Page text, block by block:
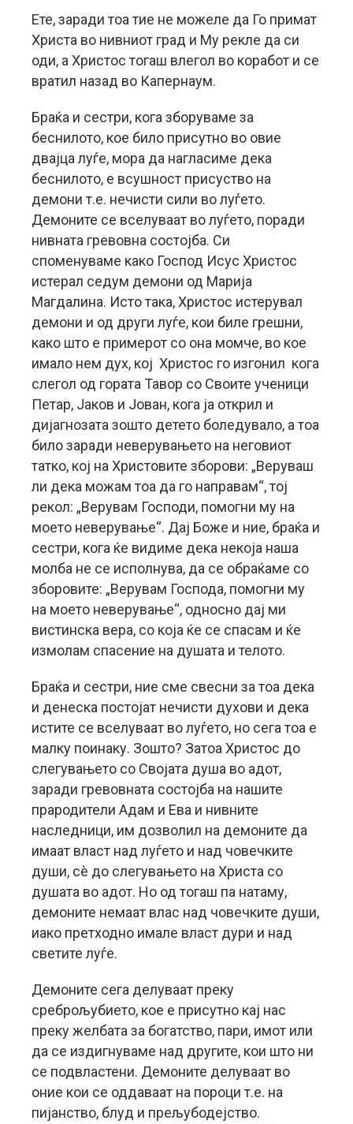
Ете, заради тоа тие не можеле да Го примат
Христа во нивниот град и Му рекле да си
оди, а Христос тогаш влегол во коработ и се
вратил назад во Капернаум.
Браќа и сестри, кога зборуваме за
беснилото, кое било присутно во овие
двајца луѓе, мора да нагласиме дека
беснилото, е всушност присуство на
демони т.е. нечисти сили во луѓето.
Демоните се вселуваат во луѓето, поради
нивната гревовна состојба. Си
споменуваме како Господ Исус Христос
истерал седум демони од Марија
Магдалина. Исто така, Христос истерувал
демони и од други луѓе, кои биле грешни,
како што е примерот со она момче, во кое
имало нем дух, кој Христос го изгонил кога
слегол од гората Тавор со Своите ученици
Петар, Јаков и Јован, кога ја открил и
дијагнозата зошто детето боледувало, а тоа
било заради неверувањето на неговиот
татко, кој на Христовите зборови: „Веруваш
ли дека можам тоа да го направам“, тој
рекол: „Верувам Господи, помогни му на
моето неверување“. Дај Боже и ние, браќа и
сестри, кога ќе видиме дека некоја наша
молба не се исполнува, да се обраќаме со
зборовите: „Верувам Господа, помогни му
на моето неверување“, односно дај ми
вистинска вера, со која ќе се спасам и ќе
измолам спасение на душата и телото.
Браќа и сестри, ние сме свесни за тоа дека
и денеска постојат нечисти духови и дека
истите се вселуваат во луѓето, но сега тоа е
малку поинаку. Зошто? Затоа Христос до
слегувањето со Својата душа во адот,
заради гревовната состојба на нашите
прародители Адам и Ева и нивните
наследници, им дозволил на демоните да
имаат власт над луѓето и над човечките
души, сè до слегувањето на Христа со
душата во адот. Но од тогаш па натаму,
демоните немаат влас над човечките души,
иако претходно имале власт дури и над
светите луѓе.
Демоните сега делуваат преку
среброљубието, кое е присутно кај нас
преку желбата за богатство, пари, имот или
да се издигнуваме над другите, кои што ни
се подвластени. Демоните делуваат во
оние кои се оддаваат на пороци т.е. на
пијанство, блуд и прељубодејство.